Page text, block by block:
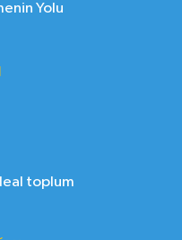
Yolu
toplum